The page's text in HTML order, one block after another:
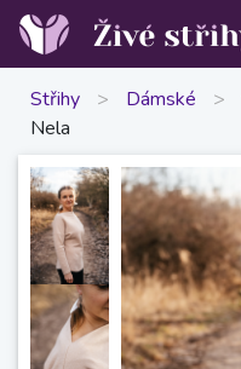
Střihy > Dámské >
Nela